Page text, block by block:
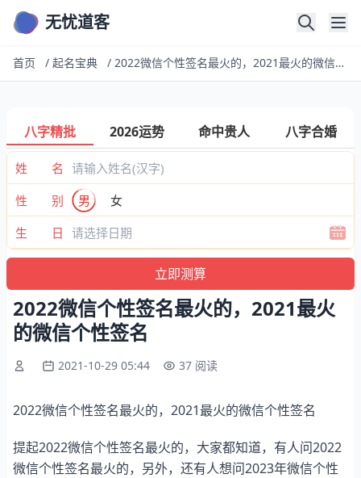
无忧道客
首页 / 起名宝典 / 2022微信个性签名最火的，2021最火的微信个性签名
八字精批 2026运势 命中贵人 八字合婚
姓 名
性 别
男
女
生 日
2022微信个性签名最火的，2021最火
的微信个性签名
2021-10-29 05:44 37 阅读
2022微信个性签名最火的，2021最火的微信个性签名
提起2022微信个性签名最火的，大家都知道，有人问2022
微信个性签名最火的，另外，还有人想问2023年微信个性